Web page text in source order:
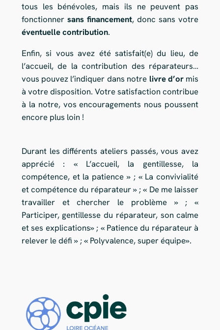
tous les bénévoles, mais ils ne peuvent pas
fonctionner sans financement, donc sans votre
éventuelle contribution.
Enfin, si vous avez été satisfait(e) du lieu, de
l’accueil, de la contribution des réparateurs…
vous pouvez l’indiquer dans notre livre d’ormis
à votre disposition. Votre satisfaction contribue
à la notre, vos encouragements nous poussent
encore plus loin !
Durant les différents ateliers passés, vous avez
apprécié : « L’accueil, la gentillesse, la
compétence, et la patience » ; « La convivialité
et compétence du réparateur » ; « De me laisser
travailler et chercher le problème » ; «
Participer, gentillesse du réparateur, son calme
et ses explications» ; « Patience du réparateur à
relever le défi » ; « Polyvalence, super équipe».